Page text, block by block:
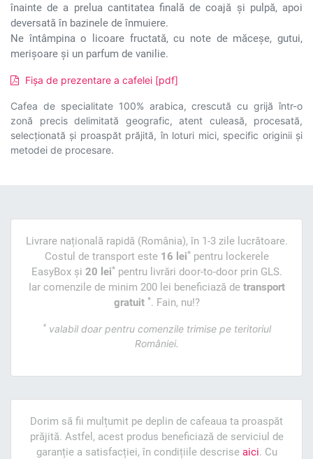
înainte de a prelua cantitatea finală de coajă și pulpă, apoi
deversată în bazinele de înmuiere.
Ne întâmpina o licoare fructată, cu note de măceșe, gutui,
merișoare și un parfum de vanilie.
Fișa de prezentare a cafelei [pdf]
Cafea de specialitate 100% arabica, crescută cu grijă într-o
zonă precis delimitată geografic, atent culeasă, procesată,
selecționată și proaspăt prăjită, în loturi mici, specific originii și
metodei de procesare.
Livrare națională rapidă (România), în 1-3 zile lucrătoare.
Costul de transport este 16 lei* pentru lockerele
EasyBox și 20 lei* pentru livrări door-to-door prin GLS.
Iar comenzile de minim 200 lei beneficiază de transport
gratuit *. Fain, nu!?
*valabil doar pentru comenzile trimise pe teritoriul
României.
Dorim să fii mulțumit pe deplin de cafeaua ta proaspăt
prăjită. Astfel, acest produs beneficiază de serviciul de
garanție a satisfacției, în condițiile descrise aici. Cu